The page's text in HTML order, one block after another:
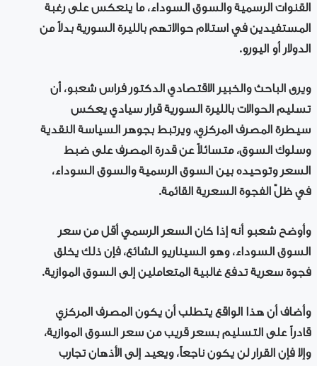
القنوات الرسمية والسوق السوداء، ما ينعكس على رغبة
المستفيدين في استلام حوالاتهم بالليرة السورية بدلاً من
الدولار أو اليورو.
ويرى الباحث والخبير الاقتصادي الدكتور فراس شعبو، أن
تسليم الحوالات بالليرة السورية قرار سيادي يعكس
سيطرة المصرف المركزي، ويرتبط بجوهر السياسة النقدية
وسلوك السوق، متسائلاً عن قدرة المصرف على ضبط
السعر وتوحيده بين السوق الرسمية والسوق السوداء،
في ظلّ الفجوة السعرية القائمة.
وأوضح شعبو أنه إذا كان السعر الرسمي أقل من سعر
السوق السوداء، وهو السيناريو الشائع، فإن ذلك يخلق
فجوة سعرية تدفع غالبية المتعاملين إلى السوق الموازية.
وأضاف أن هذا الواقع يتطلب أن يكون المصرف المركزي
قادراً على التسليم بسعر قريب من سعر السوق الموازية،
وإلا فإن القرار لن يكون ناجعاً، ويعيد إلى الأذهان تجارب